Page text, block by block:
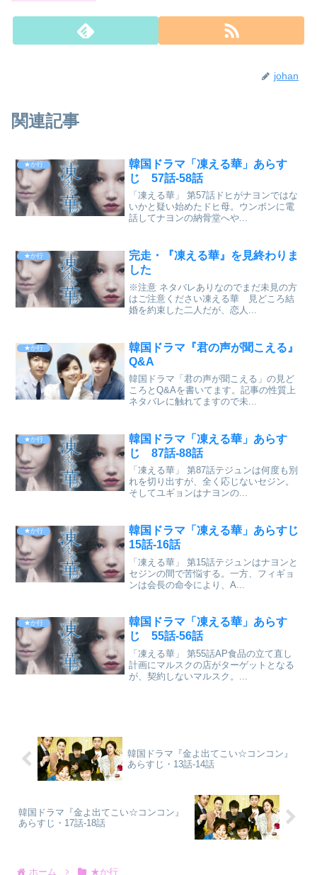
johan
関連記事
★か行
韓国ドラマ「凍える華」あらす
じ 57話-58話
「凍える華」 第57話ドヒがナヨンではな
いかと疑い始めたドヒ母。ウンボンに電
話してナヨンの納骨堂へや...
★か行
完走・『凍える華』を見終わりま
した
※注意 ネタバレありなのでまだ未見の方
はご注意ください凍える華 見どころ結
婚を約束した二人だが、恋人...
★か行
韓国ドラマ『君の声が聞こえる』
Q&A
韓国ドラマ「君の声が聞こえる」の見ど
ころとQ&Aを書いてます。記事の性質上
ネタバレに触れてますので未...
★か行
韓国ドラマ「凍える華」あらす
じ 87話-88話
「凍える華」 第87話テジュンは何度も別
れを切り出すが、全く応じないセジン。
そしてユギョンはナヨンの...
★か行
韓国ドラマ「凍える華」あらすじ
15話-16話
「凍える華」 第15話テジュンはナヨンと
セジンの間で苦悩する。一方、フィギョ
ンは会長の命令により、A...
★か行
韓国ドラマ「凍える華」あらす
じ 55話-56話
「凍える華」 第55話AP食品の立て直し
計画にマルスクの店がターゲットとなる
が、契約しないマルスク。...
韓国ドラマ『金よ出てこい☆コンコン』
あらすじ・13話-14話
韓国ドラマ『金よ出てこい☆コンコン』
あらすじ・17話-18話
ホーム ★か行